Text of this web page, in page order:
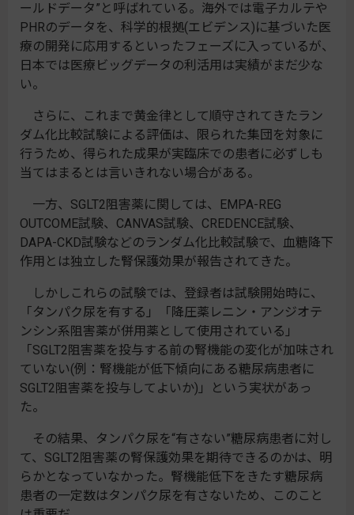
ールドデータ”と呼ばれている。海外では電子カルテや
PHRのデータを、科学的根拠(エビデンス)に基づいた医
療の開発に応用するといったフェーズに入っているが、
日本では医療ビッグデータの利活用は実績がまだ少な
い。
さらに、これまで黄金律として順守されてきたラン
ダム化比較試験による評価は、限られた集団を対象に
行うため、得られた成果が実臨床での患者に必ずしも
当てはまるとは言いきれない場合がある。
一方、SGLT2阻害薬に関しては、EMPA-REG
OUTCOME試験、CANVAS試験、CREDENCE試験、
DAPA-CKD試験などのランダム化比較試験で、血糖降下
作用とは独立した腎保護効果が報告されてきた。
しかしこれらの試験では、登録者は試験開始時に、
「タンパク尿を有する」「降圧薬レニン・アンジオテ
ンシン系阻害薬が併用薬として使用されている」
「SGLT2阻害薬を投与する前の腎機能の変化が加味され
ていない(例：腎機能が低下傾向にある糖尿病患者に
SGLT2阻害薬を投与してよいか)」という実状があっ
た。
その結果、タンパク尿を“有さない”糖尿病患者に対し
て、SGLT2阻害薬の腎保護効果を期待できるのかは、明
らかとなっていなかった。腎機能低下をきたす糖尿病
患者の一定数はタンパク尿を有さないため、このこと